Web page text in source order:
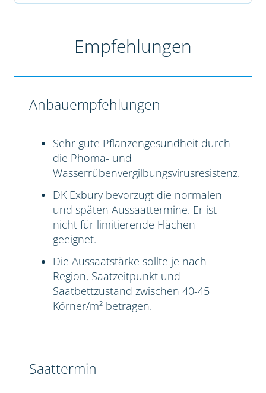
Empfehlungen
Anbauempfehlungen
Sehr gute Pflanzengesundheit durch
die Phoma- und
Wasserrübenvergilbungsvirusresistenz.
DK Exbury bevorzugt die normalen
und späten Aussaattermine. Er ist
nicht für limitierende Flächen
geeignet.
Die Aussaatstärke sollte je nach
Region, Saatzeitpunkt und
Saatbettzustand zwischen 40-45
Körner/m² betragen.
Saattermin